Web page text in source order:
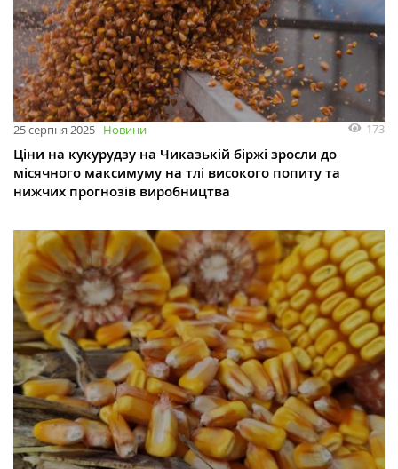
25 серпня 2025 Новини 173
Ціни на кукурудзу на Чиказькій біржі зросли до
місячного максимуму на тлі високого попиту та
нижчих прогнозів виробництва